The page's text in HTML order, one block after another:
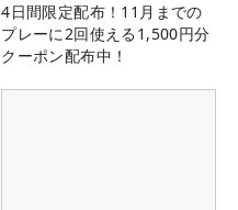
4日間限定配布！11月までの
プレーに2回使える1,500円分
クーポン配布中！